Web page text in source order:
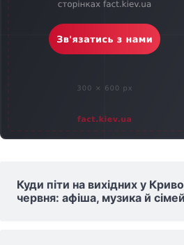
Куди піти на вихідних у
червня: афіша, музика й